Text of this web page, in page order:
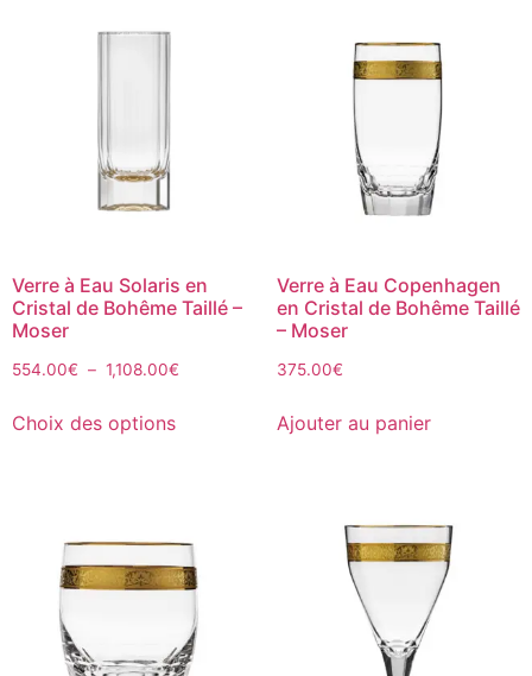
Verre à Eau Solaris en
Cristal de Bohême Taillé –
Moser
554.00€ – 1,108.00€
Choix des options
Verre à Eau Copenhagen
en Cristal de Bohême Taillé
– Moser
375.00€
Ajouter au panier